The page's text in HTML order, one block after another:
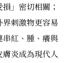
」密切相關；
刺激物更容易
串紅、腫、癢與
炎成為現代人